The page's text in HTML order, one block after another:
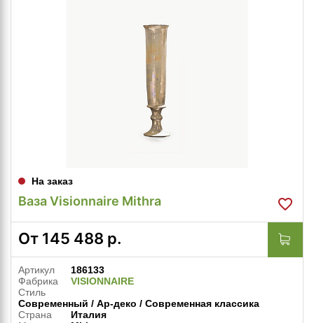
На заказ
Ваза Visionnaire Mithra
От 145 488 р.
Артикул
186133
Фабрика
VISIONNAIRE
Стиль
Современный / Ар-деко / Современная классика
Страна
Италия